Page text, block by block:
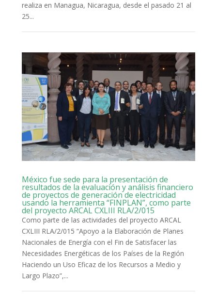
realiza en Managua, Nicaragua, desde el pasado 21 al
25...
México fue sede para la presentación de
resultados de la evaluación y análisis financiero
de proyectos de generación de electricidad
usando la herramienta “FINPLAN”, como parte
del proyecto ARCAL CXLIII RLA/2/015
Como parte de las actividades del proyecto ARCAL
CXLIII RLA/2/015 “Apoyo a la Elaboración de Planes
Nacionales de Energía con el Fin de Satisfacer las
Necesidades Energéticas de los Países de la Región
Haciendo un Uso Eficaz de los Recursos a Medio y
Largo Plazo”,...